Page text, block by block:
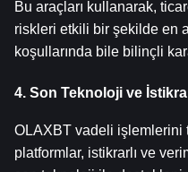
Bu araçları kullanarak,
riskleri etkili bir şekilde en
koşullarında bile bilinçli
4. Son Teknoloji ve
OLAXBT vadeli işlemlerini
platformlar, istikrarlı ve